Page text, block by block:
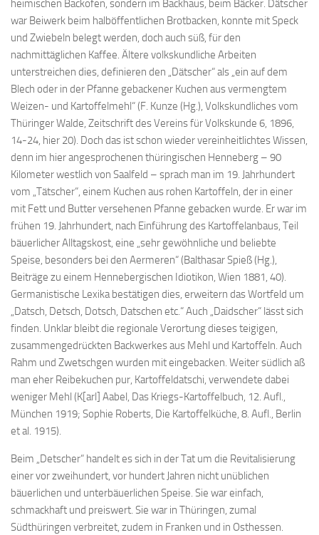
heimischen Backofen, sondern im Backhaus, beim Bäcker. Dätscher
war Beiwerk beim halböffentlichen Brotbacken, konnte mit Speck
und Zwiebeln belegt werden, doch auch süß, für den
nachmittäglichen Kaffee. Ältere volkskundliche Arbeiten
unterstreichen dies, definieren den „Dätscher“ als „ein auf dem
Blech oder in der Pfanne gebackener Kuchen aus vermengtem
Weizen- und Kartoffelmehl“ (F. Kunze (Hg.), Volkskundliches vom
Thüringer Walde, Zeitschrift des Vereins für Volkskunde 6, 1896,
14-24, hier 20). Doch das ist schon wieder vereinheitlichtes Wissen,
denn im hier angesprochenen thüringischen Henneberg – 90
Kilometer westlich von Saalfeld – sprach man im 19. Jahrhundert
vom „Tätscher“, einem Kuchen aus rohen Kartoffeln, der in einer
mit Fett und Butter versehenen Pfanne gebacken wurde. Er war im
frühen 19. Jahrhundert, nach Einführung des Kartoffelanbaus, Teil
bäuerlicher Alltagskost, eine „sehr gewöhnliche und beliebte
Speise, besonders bei den Aermeren“ (Balthasar Spieß (Hg.),
Beiträge zu einem Hennebergischen Idiotikon, Wien 1881, 40).
Germanistische Lexika bestätigen dies, erweitern das Wortfeld um
„Datsch, Detsch, Dotsch, Datschen etc.“ Auch „Daidscher“ lässt sich
finden. Unklar bleibt die regionale Verortung dieses teigigen,
zusammengedrückten Backwerkes aus Mehl und Kartoffeln. Auch
Rahm und Zwetschgen wurden mit eingebacken. Weiter südlich aß
man eher Reibekuchen pur, Kartoffeldatschi, verwendete dabei
weniger Mehl (K[arl] Aabel, Das Kriegs-Kartoffelbuch, 12. Aufl.,
München 1919; Sophie Roberts, Die Kartoffelküche, 8. Aufl., Berlin
et al. 1915).
Beim „Detscher“ handelt es sich in der Tat um die Revitalisierung
einer vor zweihundert, vor hundert Jahren nicht unüblichen
bäuerlichen und unterbäuerlichen Speise. Sie war einfach,
schmackhaft und preiswert. Sie war in Thüringen, zumal
Südthüringen verbreitet, zudem in Franken und in Osthessen.